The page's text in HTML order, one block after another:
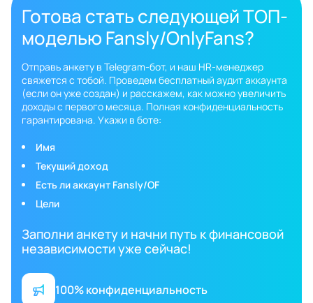
Готова стать следующей ТОП-
моделью Fansly/OnlyFans?
Отправь анкету в Telegram-бот, и наш HR-менеджер
свяжется с тобой. Проведем бесплатный аудит аккаунта
(если он уже создан) и расскажем, как можно увеличить
доходы с первого месяца. Полная конфиденциальность
гарантирована. Укажи в боте:
Имя
Текущий доход
Есть ли аккаунт Fansly/OF
Цели
Заполни анкету и начни путь к финансовой
независимости уже сейчас!
100% конфиденциальность